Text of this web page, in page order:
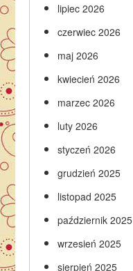
lipiec 2026
czerwiec 2026
maj 2026
kwiecień 2026
marzec 2026
luty 2026
styczeń 2026
grudzień 2025
listopad 2025
październik 2025
wrzesień 2025
sierpień 2025